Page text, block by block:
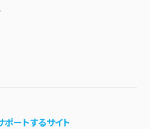
ートするサイト